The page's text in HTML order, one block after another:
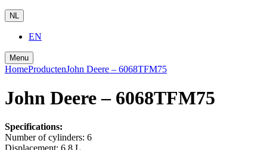
NL
EN
Menu
HomeProductenJohn Deere – 6068TFM75
John Deere – 6068TFM75
Specifications:
Number of cylinders: 6